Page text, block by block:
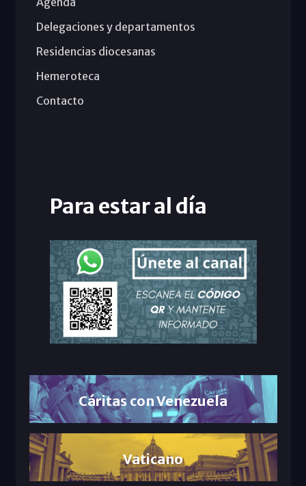
Delegaciones y departamentos
Residencias diocesanas
Hemeroteca
Contacto
Para estar al día
Cáritas con Venezuela
Vaticano